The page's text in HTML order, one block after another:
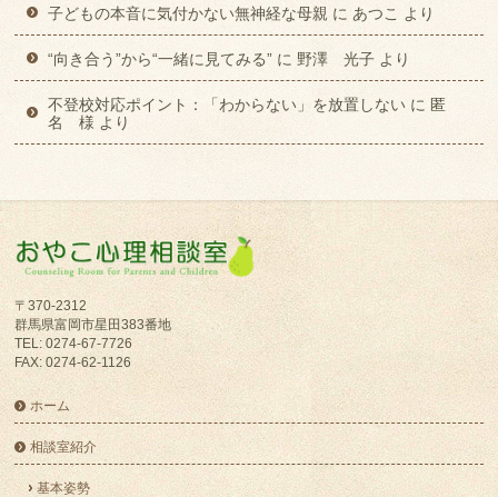
子どもの本音に気付かない無神経な母親 に あつこ より
“向き合う”から“一緒に見てみる” に 野澤 光子 より
不登校対応ポイント：「わからない」を放置しない に 匿
名 様 より
〒370-2312
群馬県富岡市星田383番地
TEL: 0274-67-7726
FAX: 0274-62-1126
ホーム
相談室紹介
基本姿勢